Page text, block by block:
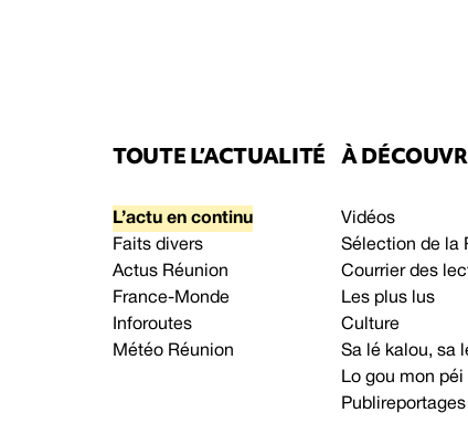
TOUTE L’ACTUALITÉ
L’actu en continu
Faits divers
Actus Réunion
France-Monde
Inforoutes
Météo Réunion
À
Vidéos
Sélection de la
Courrier des
Les plus lus
Culture
Sa lé kalou, sa
Lo gou mon péi
Publireportages